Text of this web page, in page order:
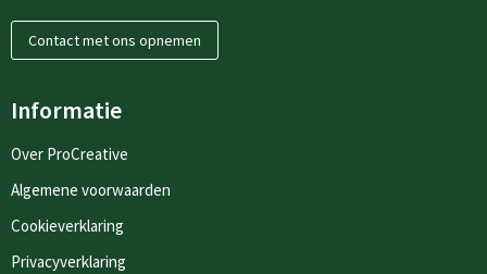
Contact met ons opnemen
Informatie
Over ProCreative
Algemene voorwaarden
Cookieverklaring
Privacyverklaring